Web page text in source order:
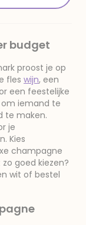
budget
proost je op
fles wijn, een
een feestelijke
om iemand te
te maken.
je
Kies
champagne
goed kiezen?
wit of bestel